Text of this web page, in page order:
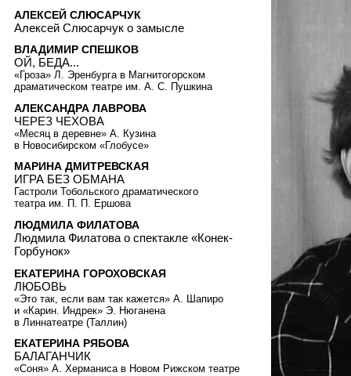
АЛЕКСЕЙ СЛЮСАРЧУК
Алексей Слюсарчук о замысле
ВЛАДИМИР СПЕШКОВ
ОЙ, БЕДА...
«Гроза» Л. Эренбурга в Магнитогорском
драматическом театре им. А. С. Пушкина
АЛЕКСАНДРА ЛАВРОВА
ЧЕРЕЗ ЧЕХОВА
«Месяц в деревне» А. Кузина
в Новосибирском «Глобусе»
МАРИНА ДМИТРЕВСКАЯ
ИГРА БЕЗ ОБМАНА
Гастроли Тобольского драматического
театра им. П. П. Ершова
ЛЮДМИЛА ФИЛАТОВА
Людмила Филатова о спектакле «Конек-
Горбунок»
ЕКАТЕРИНА ГОРОХОВСКАЯ
ЛЮБОВЬ
«Это так, если вам так кажется» А. Шапиро
и «Карин. Индрек» Э. Нюганена
в Линнатеатре (Таллин)
ЕКАТЕРИНА РЯБОВА
БАЛАГАНЧИК
«Соня» А. Херманиса в Новом Рижском театре